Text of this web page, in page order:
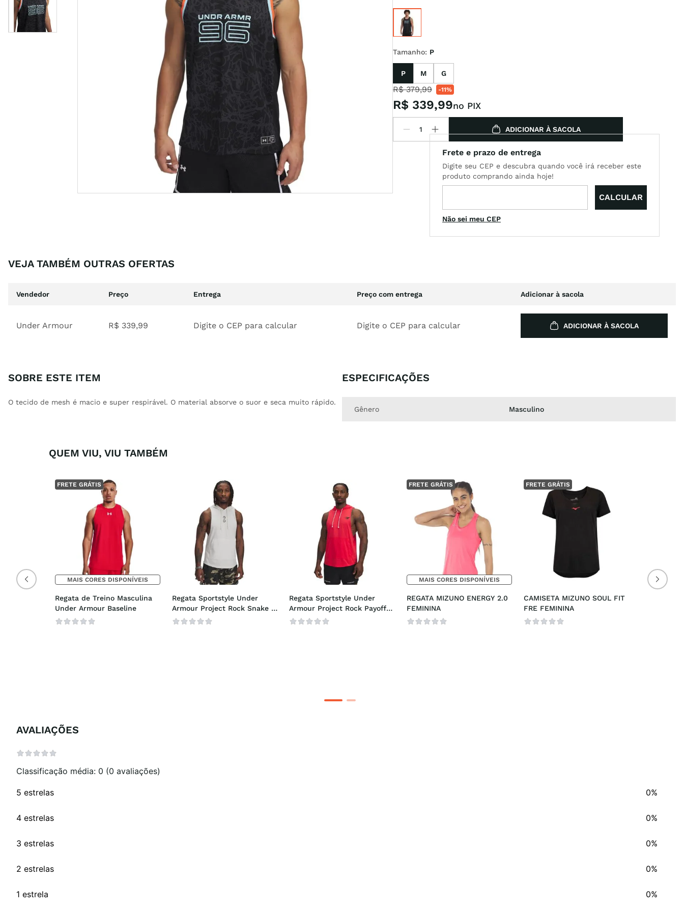
Tamanho: P
P M G
R$ 379,99 -11%
R$ 339,99no PIX
ADICIONAR À SACOLA
Não sei meu CEP
VEJA TAMBÉM OUTRAS OFERTAS
Vendedor Preço Entrega Preço com entrega Adicionar à sacola
Under Armour R$ 339,99 Digite o CEP para calcular Digite o CEP para calcular ADICIONAR À SACOLA
SOBRE ESTE ITEM
O tecido de mesh é macio e super respirável. O material absorve o suor e seca muito rápido.
ESPECIFICAÇÕES
Gênero Masculino
QUEM VIU, VIU TAMBÉM
FRETE GRÁTIS
MAIS CORES DISPONÍVEIS
Regata de Treino Masculina
Under Armour Baseline
Regata Sportstyle Under
Armour Project Rock Snake
Masculina
Regata Sportstyle Under
Armour Project Rock Payoff
Masculina
FRETE GRÁTIS
MAIS CORES DISPONÍVEIS
REGATA MIZUNO ENERGY 2.0
FEMININA
FRETE GRÁTIS
CAMISETA MIZUNO SOUL FIT
FRE FEMININA
AVALIAÇÕES
Classificação média: 0 (0 avaliações)
5 estrelas 0%
4 estrelas 0%
3 estrelas 0%
2 estrelas 0%
1 estrela 0%
º casual
º crossfit